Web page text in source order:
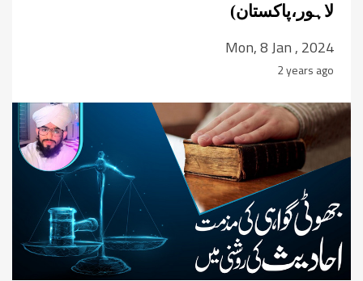
لاہور،پاکستان)
Mon, 8 Jan , 2024
2 years ago